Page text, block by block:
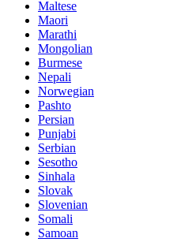
Maltese
Maori
Marathi
Mongolian
Burmese
Nepali
Norwegian
Pashto
Persian
Punjabi
Serbian
Sesotho
Sinhala
Slovak
Slovenian
Somali
Samoan